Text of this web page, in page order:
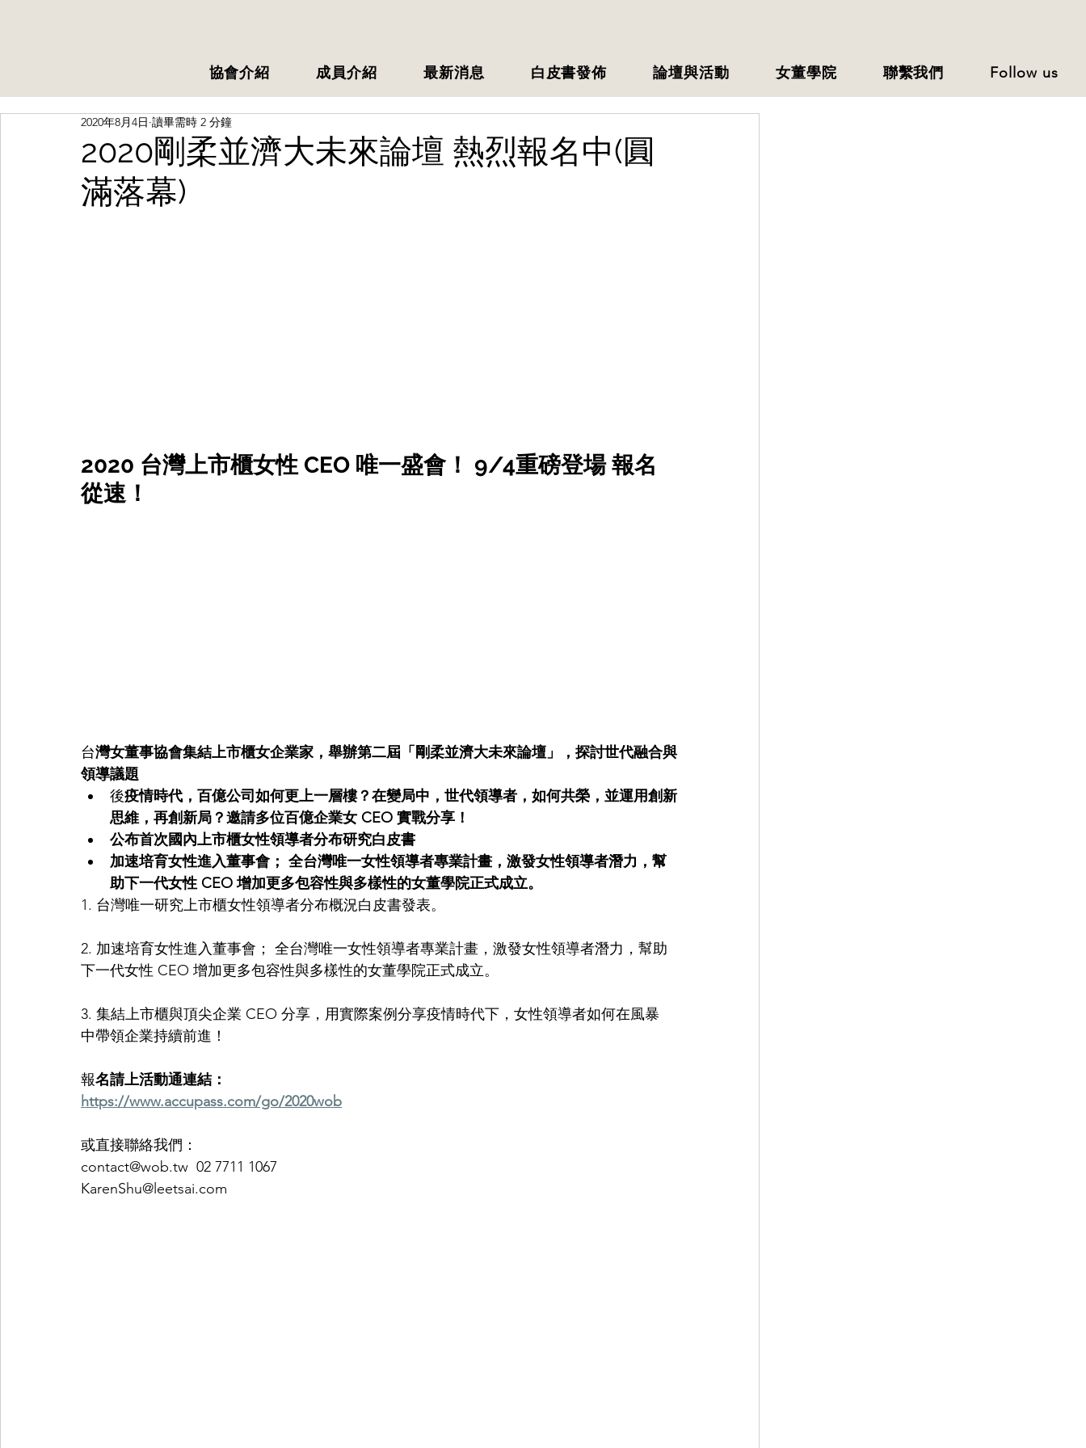
協會介紹 成員介紹 最新消息 白皮書發佈 論壇與活動 女董學院 聯繫我們 Follow us
2020剛柔並濟大未來論壇 熱烈報名中(圓
滿落幕)
2020年8月4日 讀畢需時 2 分鐘
2020 台灣上市櫃女性 CEO 唯一盛會！ 9/4重磅登場 報名
從速！
台灣女董事協會集結上市櫃女企業家，舉辦第二屆「剛柔並濟大未來論壇」，探討世代融合與
領導議題
後疫情時代，百億公司如何更上一層樓？在變局中，世代領導者，如何共榮，並運用創新
思維，再創新局？邀請多位百億企業女 CEO 實戰分享！
公布首次國內上市櫃女性領導者分布研究白皮書
加速培育女性進入董事會； 全台灣唯一女性領導者專業計畫，激發女性領導者潛力，幫
助下一代女性 CEO 增加更多包容性與多樣性的女董學院正式成立。
1. 台灣唯一研究上市櫃女性領導者分布概況白皮書發表。
2. 加速培育女性進入董事會； 全台灣唯一女性領導者專業計畫，激發女性領導者潛力，幫助
下一代女性 CEO 增加更多包容性與多樣性的女董學院正式成立。
3. 集結上市櫃與頂尖企業 CEO 分享，用實際案例分享疫情時代下，女性領導者如何在風暴
中帶領企業持續前進！
報名請上活動通連結：
https://www.accupass.com/go/2020wob
或直接聯絡我們：
contact@wob.tw  02 7711 1067
KarenShu@leetsai.com